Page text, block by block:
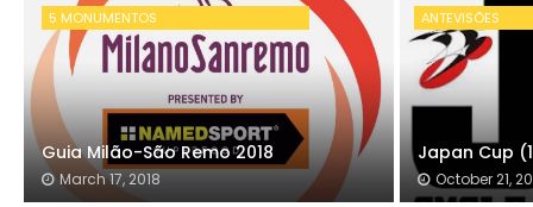
5 MONUMENTOS
Guia Milão-São Remo 2018
March 17, 2018
ANTEVISÕES
Japan Cup
October 21,